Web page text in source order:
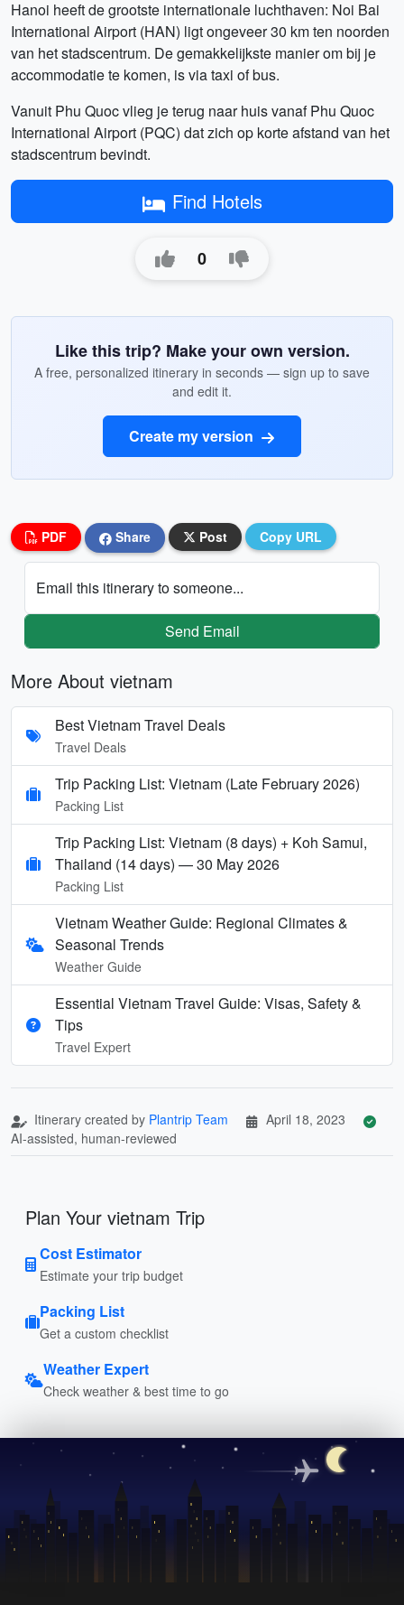
Hanoi heeft de grootste internationale luchthaven: Noi Bai
International Airport (HAN) ligt ongeveer 30 km ten noorden
van het stadscentrum. De gemakkelijkste manier om bij je
accommodatie te komen, is via taxi of bus.
Vanuit Phu Quoc vlieg je terug naar huis vanaf Phu Quoc
International Airport (PQC) dat zich op korte afstand van het
stadscentrum bevindt.
Find Hotels
0
Like this trip? Make your own version.
A free, personalized itinerary in seconds — sign up to save
and edit it.
Create my version
PDF Share Post Copy URL
Email this itinerary to someone...
Send Email
More About vietnam
Best Vietnam Travel Deals
Travel Deals
Trip Packing List: Vietnam (Late February 2026)
Packing List
Trip Packing List: Vietnam (8 days) + Koh Samui,
Thailand (14 days) — 30 May 2026
Packing List
Vietnam Weather Guide: Regional Climates &
Seasonal Trends
Weather Guide
Essential Vietnam Travel Guide: Visas, Safety &
Tips
Travel Expert
Itinerary created by Plantrip Team
April 18, 2023
AI-assisted, human-reviewed
Plan Your vietnam Trip
Cost Estimator
Estimate your trip budget
Packing List
Get a custom checklist
Weather Expert
Check weather & best time to go